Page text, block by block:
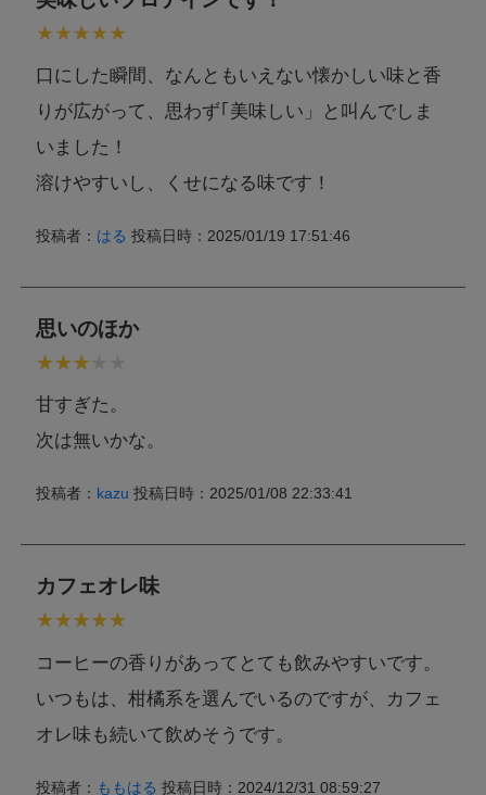
口にした瞬間、なんともいえない懐かしい味と香
りが広がって、思わず｢美味しい」と叫んでしま
いました！
溶けやすいし、くせになる味です！
投稿者： はる 投稿日時：2025/01/19 17:51:46
思いのほか
甘すぎた。
次は無いかな。
投稿者： kazu 投稿日時：2025/01/08 22:33:41
カフェオレ味
コーヒーの香りがあってとても飲みやすいです。
いつもは、柑橘系を選んでいるのですが、カフェ
オレ味も続いて飲めそうです。
投稿者： ももはる 投稿日時：2024/12/31 08:59:27